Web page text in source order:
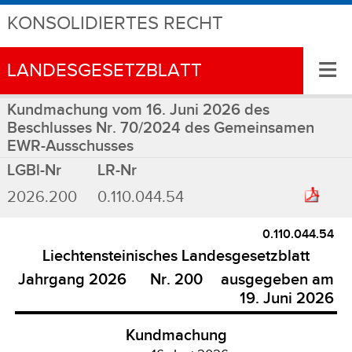
KONSOLIDIERTES RECHT
LANDESGESETZBLATT ≡
Kundmachung vom 16. Juni 2026 des
Beschlusses Nr. 70/2024 des Gemeinsamen
EWR-Ausschusses
LGBl-Nr
LR-Nr
2026.200
0.110.044.54